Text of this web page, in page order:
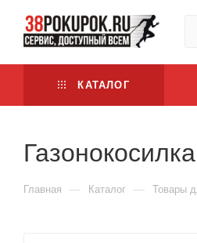
КАТАЛОГ
Главная — Каталог — Товары